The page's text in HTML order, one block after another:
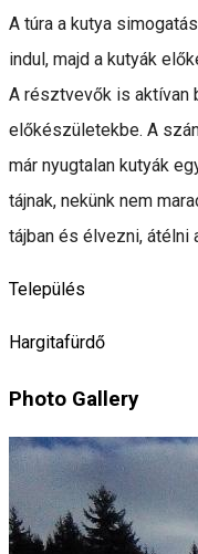
A túra a kutya
indul, majd a kutyák
A résztvevők is aktívan
előkészületekbe. A
már nyugtalan kutyák
tájnak, nekünk nem
tájban és élvezni, átélni
Település
Hargitafürdő
Photo Gallery